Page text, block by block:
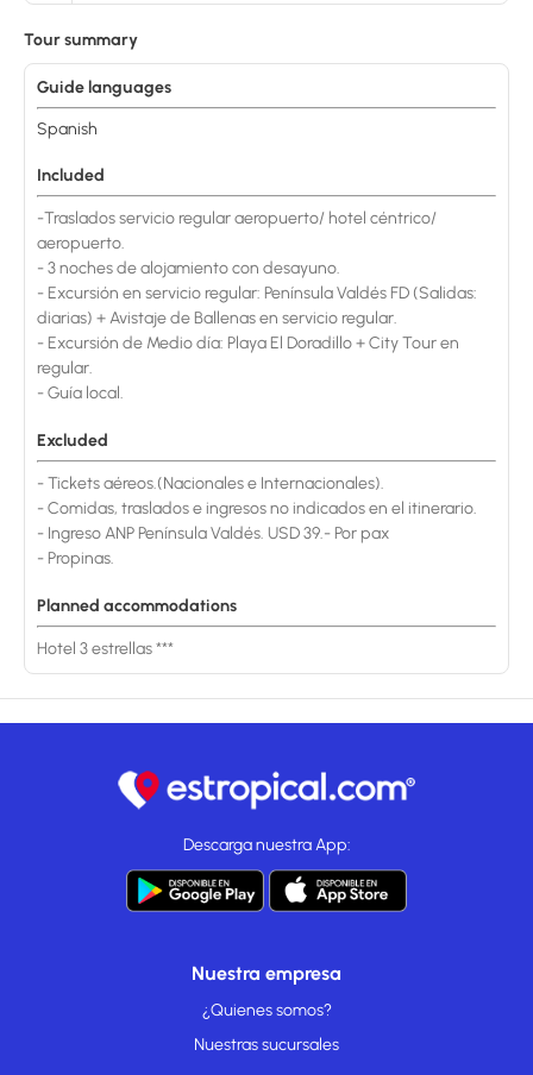
Tour summary
Guide languages
Spanish
Included
-Traslados servicio regular aeropuerto/ hotel céntrico/
aeropuerto.
- 3 noches de alojamiento con desayuno.
- Excursión en servicio regular: Península Valdés FD (Salidas:
diarias) + Avistaje de Ballenas en servicio regular.
- Excursión de Medio día: Playa El Doradillo + City Tour en
regular.
- Guía local.
Excluded
- Tickets aéreos.(Nacionales e Internacionales).
- Comidas, traslados e ingresos no indicados en el itinerario.
- Ingreso ANP Península Valdés. USD 39.- Por pax
- Propinas.
Planned accommodations
Hotel 3 estrellas ***
Descarga nuestra App:
Nuestra empresa
¿Quienes somos?
Nuestras sucursales